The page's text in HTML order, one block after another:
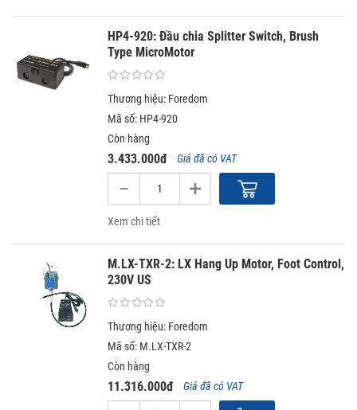
collet hoặc chấu kẹp để kẹp tools với đường kính chuôi từ 1/16''
(1.58mm) đến 1/4'' (6.35mm).HP4-920: Đầu chia Splitter Switch, Brush
Type MicroMotor
Thương hiệu: Foredom
Mã số: HP4-920
Còn hàng
3.433.000đ Giá đã có VAT
Xem chi tiết
M.LX-TXR-2: LX Hang Up Motor, Foot Control,
230V US
Thương hiệu: Foredom
Mã số: M.LX-TXR-2
Còn hàng
11.316.000đ Giá đã có VAT